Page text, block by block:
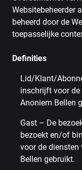
Websitebeheerder
beheerd door de
toepasselijke
Definities
Lid/Klant/
inschrijft voor
Anoniem Bellen
Gast – De
bezoekt en/of
voor de diensten
Bellen gebruikt.